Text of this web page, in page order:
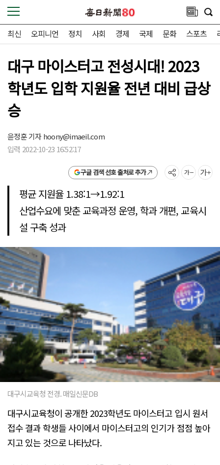
최신 오피니언 정치 사회 경제 국제 문화 스포츠
대구 마이스터고 전성시대! 2023
학년도 입학 지원율 전년 대비 급상
승
윤정훈 기자hoony@imaeil.com
입력 2022-10-23 16:52:17
구글 검색 선호 출처로 추가
평균 지원율 1.38:1→1.92:1
산업수요에 맞춘 교육과정 운영, 학과 개편, 교육시
설 구축 성과
대구시교육청 전경. 매일신문DB
대구시교육청이 공개한 2023학년도 마이스터고 입시 원서
접수 결과 학생들 사이에서 마이스터고의 인기가 점점 높아
지고 있는 것으로 나타났다.